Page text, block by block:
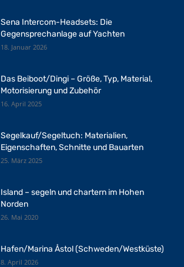
Sena Intercom-Headsets: Die
Gegensprechanlage auf Yachten
18. Januar 2026
Das Beiboot/Dingi – Größe, Typ, Material,
Motorisierung und Zubehör
16. April 2025
Segelkauf/Segeltuch: Materialien,
Eigenschaften, Schnitte und Bauarten
25. März 2025
Island – segeln und chartern im Hohen
Norden
26. Mai 2020
Hafen/Marina Åstol (Schweden/Westküste)
8. April 2026